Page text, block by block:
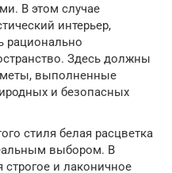
В этом случае
интерьер,
Здесь должны
выполненные
и безопасных
стиля белая расцветка
выбором. В
строгое и лаконичное